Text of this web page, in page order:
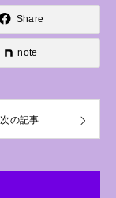
Share
note
次の記事